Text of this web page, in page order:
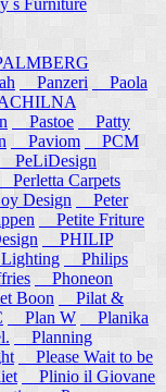
s Furniture
Panzeri
Paola
Pastoe
Patty
Paviom
PCM
PeLiDesign
Perletta Carpets
Design
Peter
Petite Friture
PHILIP
Philips
Phoneon
Boon
Pilat &
Plan W
Planika
Planning
Please Wait to be
Plinio il Giovane